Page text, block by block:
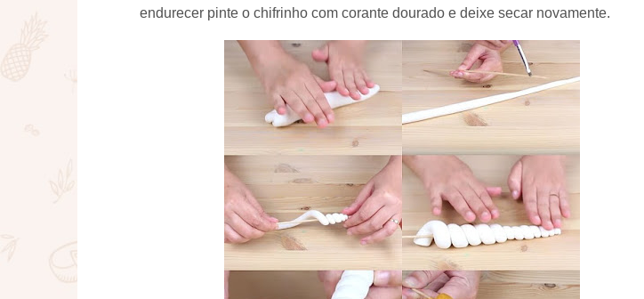
endurecer pinte o chifrinho com corante dourado e deixe secar novamente.